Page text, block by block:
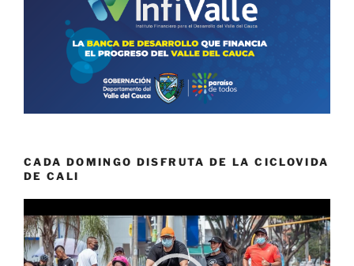
CADA DOMINGO DISFRUTA DE LA CICLOVIDA
DE CALI
de
vídeo